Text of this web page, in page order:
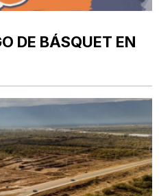
DE BÁSQUET EN